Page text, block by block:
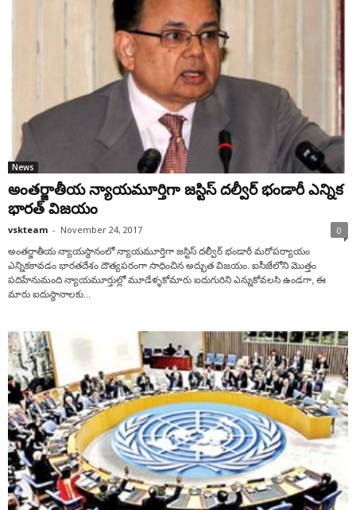
News
అంతర్జాతీయ న్యాయమూర్తిగా జస్టిస్‌ దల్వీర్‌ భండారీ ఎన్నిక
భారత్‌ విజయం
vskteam - November 24, 2017 0
అంతర్జాతీయ న్యాయస్థానంలో న్యాయమూర్తిగా జస్టిస్‌ దల్వీర్‌ భండారీ మరోపర్యాయం
ఎన్నికకావడం భారతదేశం దౌత్యపరంగా సాధించిన అద్భుత విజయం. ఐసీజేలోని మొత్తం
పదిహేనుమంది న్యాయమూర్తుల్లో మూడేళ్ళకోమారు ఐదుగురిని ఎన్నుకోవలసి ఉండగా, ఈ
మారు ఐదుస్థానాలకు...